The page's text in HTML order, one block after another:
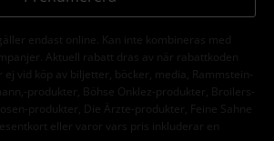
endast online. Kan inte kombineras med
Aktuell rabatt dras av när rabattkoden
vid köp av biljetter, böcker, media, Rammstein-
produkter, Böhse Onklez-produkter, Broilers-
produkter, Die Ärzte-produkter, Feine Sahne
eller varor vars pris inkluderar en